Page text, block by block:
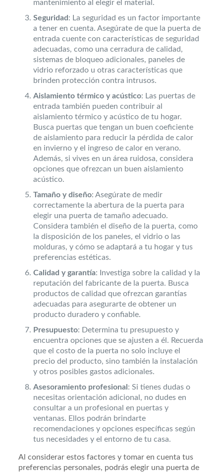
mantenimiento al elegir el material.
Seguridad: La seguridad es un factor importante
a tener en cuenta. Asegúrate de que la puerta de
entrada cuente con características de seguridad
adecuadas, como una cerradura de calidad,
sistemas de bloqueo adicionales, paneles de
vidrio reforzado u otras características que
brinden protección contra intrusos.
Aislamiento térmico y acústico: Las puertas de
entrada también pueden contribuir al
aislamiento térmico y acústico de tu hogar.
Busca puertas que tengan un buen coeficiente
de aislamiento para reducir la pérdida de calor
en invierno y el ingreso de calor en verano.
Además, si vives en un área ruidosa, considera
opciones que ofrezcan un buen aislamiento
acústico.
Tamaño y diseño: Asegúrate de medir
correctamente la abertura de la puerta para
elegir una puerta de tamaño adecuado.
Considera también el diseño de la puerta, como
la disposición de los paneles, el vidrio o las
molduras, y cómo se adaptará a tu hogar y tus
preferencias estéticas.
Calidad y garantía: Investiga sobre la calidad y la
reputación del fabricante de la puerta. Busca
productos de calidad que ofrezcan garantías
adecuadas para asegurarte de obtener un
producto duradero y confiable.
Presupuesto: Determina tu presupuesto y
encuentra opciones que se ajusten a él. Recuerda
que el costo de la puerta no solo incluye el
precio del producto, sino también la instalación
y otros posibles gastos adicionales.
Asesoramiento profesional: Si tienes dudas o
necesitas orientación adicional, no dudes en
consultar a un profesional en puertas y
ventanas. Ellos podrán brindarte
recomendaciones y opciones específicas según
tus necesidades y el entorno de tu casa.
Al considerar estos factores y tomar en cuenta tus
preferencias personales, podrás elegir una puerta de